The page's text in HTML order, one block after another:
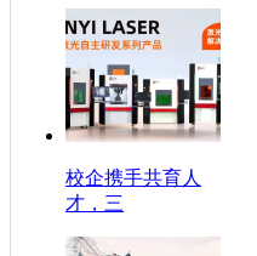
校企携手共育人
才，三